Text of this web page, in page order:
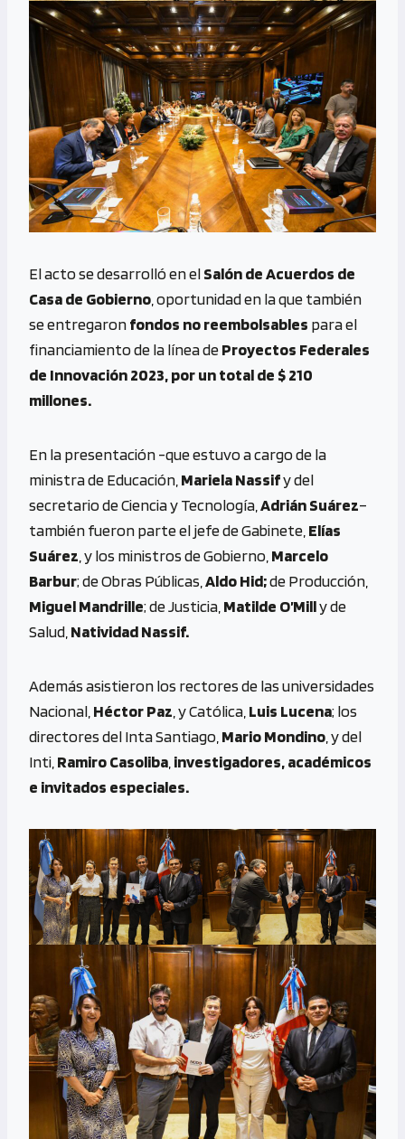
El acto se desarrolló en elSalón de Acuerdos de
Casa de Gobierno , oportunidad en la que también
se entregaronfondos no reembolsables para el
financiamiento de la línea deProyectos Federales
de Innovación 2023, por un total de $ 210
millones.
En la presentación -que estuvo a cargo de la
ministra de Educación, Mariela Nassify del
secretario de Ciencia y Tecnología, Adrián Suárez–
también fueron parte el jefe de Gabinete, Elías
Suárez , y los ministros de Gobierno, Marcelo
Barbur; de Obras Públicas, Aldo Hid;de Producción,
Miguel Mandrille; de Justicia, Matilde O’Milly de
Salud, Natividad Nassif.
Además asistieron los rectores de las universidades
Nacional, Héctor Paz , y Católica, Luis Lucena; los
directores del Inta Santiago, Mario Mondino , y del
Inti, Ramiro Casoliba investigadores, académicos
e invitados especiales.